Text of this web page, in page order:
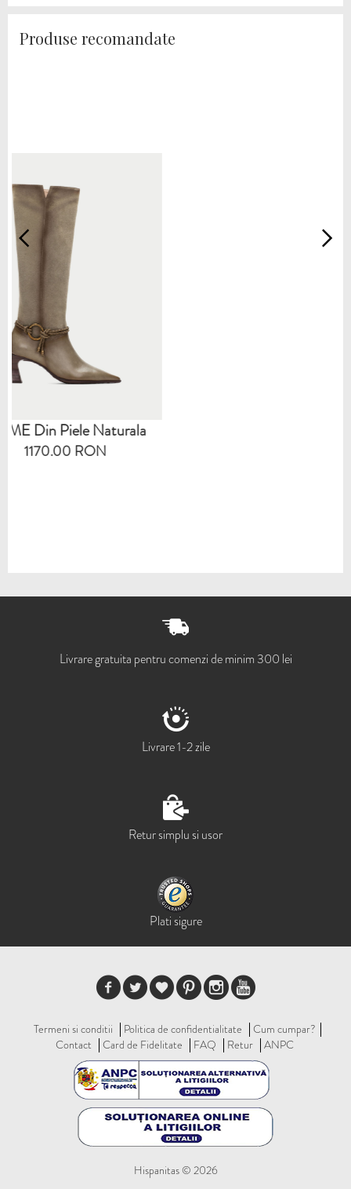
Produse recomandate
Livrare gratuita pentru comenzi de minim 300 lei
Livrare 1-2 zile
Retur simplu si usor
Plati sigure
Termeni si conditii Politica de confidentialitate
Cum cumpar?
Contact
Card de Fidelitate FAQ Retur ANPC
Hispanitas © 2026